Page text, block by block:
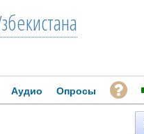
Аудио Опросы